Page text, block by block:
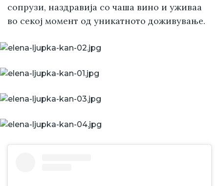
сопрузи, наздравија со чаша вино и уживаа
во секој момент од уникатното доживување.